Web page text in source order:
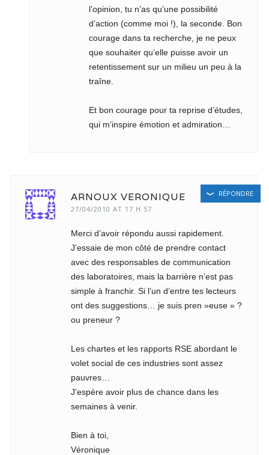
l’opinion, tu n’as qu’une possibilité
d’action (comme moi !), la seconde. Bon
courage dans ta recherche, je ne peux
que souhaiter qu’elle puisse avoir un
retentissement sur un milieu un peu à la
traîne.
Et bon courage pour ta reprise d’études,
qui m’inspire émotion et admiration…
ARNOUX VERONIQUE
27/04/2010 AT 17 H 57
Merci d’avoir répondu aussi rapidement.
J’essaie de mon côté de prendre contact
avec des responsables de communication
des laboratoires, mais la barrière n’est pas
simple à franchir. Si l’un d’entre tes lecteurs
ont des suggestions… je suis pren »euse » ?
ou preneur ?
Les chartes et les rapports RSE abordant le
volet social de ces industries sont assez
pauvres…
J’espère avoir plus de chance dans les
semaines à venir.
Bien à toi,
Véronique
RÉPONDRE